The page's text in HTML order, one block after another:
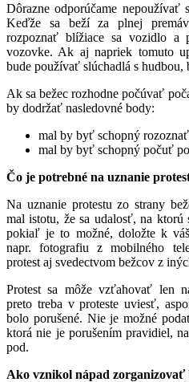
Dôrazne odporúčame nepoužívať
Keďže sa beží za plnej
rozpoznať blížiace sa vozidlo a
vozovke. Ak aj napriek tomuto
bude používať slúchadlá s
Ak sa bežec rozhodne počúvať
by dodržať nasledovné body:
mal by byť schopný
mal by byť schopný počuť
Čo je potrebné na uznanie
Na uznanie protestu zo strany
mal istotu, že sa udalosť, na ktorú
pokiaľ je to možné, doložte k
napr. fotografiu z mobilného
protest aj svedectvom bežcov z
Protest sa môže vzťahovať len
preto treba v proteste uviesť,
bolo porušené. Nie je možné
ktorá nie je porušením pravidiel,
pod.
Ako vznikol nápad